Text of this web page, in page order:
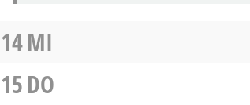
14MI
15DO